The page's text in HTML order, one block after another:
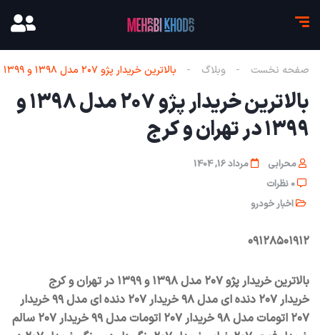
صفحه نخست وبلاگ بالاترین خریدار پژو ۲۰۷ مدل ۱۳۹۸ و ۱۳۹۹ در تهران و کرج
بالاترین خریدار پژو ۲۰۷ مدل ۱۳۹۸ و
۱۳۹۹ در تهران و کرج
محرابی
مرداد 16, 1404
0 نظرات
اخبار خودرو
۰۹۱۲۸۵۰۱۹۱۲
بالاترین خریدار پژو ۲۰۷ مدل ۱۳۹۸ و ۱۳۹۹ در تهران و کرج
خریدار ۲۰۷ دنده ای مدل ۹۸ خریدار ۲۰۷ دنده ای مدل ۹۹ خریدار
۲۰۷ اتومات مدل ۹۸ خریدار ۲۰۷ اتومات مدل ۹۹ خریدار ۲۰۷ سالم